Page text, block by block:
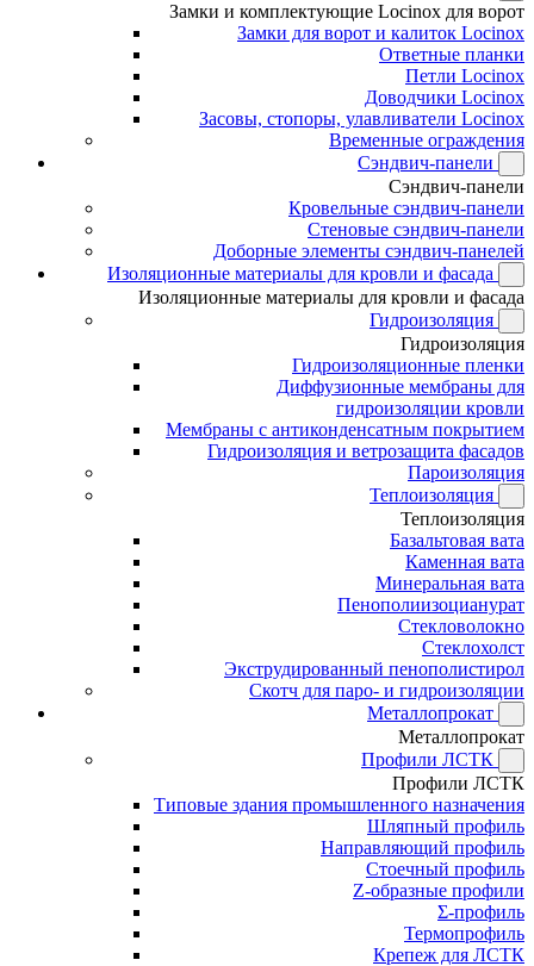
Замки и комплектующие Locinox для ворот
Замки для ворот и калиток Locinox
Ответные планки
Петли Locinox
Доводчики Locinox
Засовы, стопоры, улавливатели Locinox
Временные ограждения
Сэндвич-панели
Сэндвич-панели
Кровельные сэндвич-панели
Стеновые сэндвич-панели
Доборные элементы сэндвич-панелей
Изоляционные материалы для кровли и фасада
Изоляционные материалы для кровли и фасада
Гидроизоляция
Гидроизоляция
Гидроизоляционные пленки
Диффузионные мембраны для
гидроизоляции кровли
Мембраны с антиконденсатным покрытием
Гидроизоляция и ветрозащита фасадов
Пароизоляция
Теплоизоляция
Теплоизоляция
Базальтовая вата
Каменная вата
Минеральная вата
Пенополиизоцианурат
Стекловолокно
Стеклохолст
Экструдированный пенополистирол
Скотч для паро- и гидроизоляции
Металлопрокат
Металлопрокат
Профили ЛСТК
Профили ЛСТК
Типовые здания промышленного назначения
Шляпный профиль
Направляющий профиль
Стоечный профиль
Z-образные профили
Σ-профиль
Термопрофиль
Крепеж для ЛСТК